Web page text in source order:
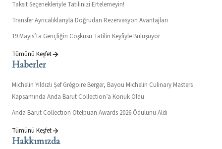
Taksit Seçenekleriyle Tatilinizi Ertelemeyin!
Transfer Ayrıcalıklarıyla Doğrudan Rezervasyon Avantajları
19 Mayıs’ta Gençliğin Coşkusu Tatilin Keyfiyle Buluşuyor
Tümünü Keşfet
Haberler
Michelin Yıldızlı Şef Grégoire Berger, Bayou Michelin Culinary Masters
Kapsamında Anda Barut Collection’a Konuk Oldu
Anda Barut Collection Otelpuan Awards 2026 Ödülünü Aldı
Tümünü Keşfet
Hakkımızda